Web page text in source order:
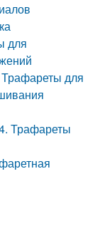
для
для
Трафареты